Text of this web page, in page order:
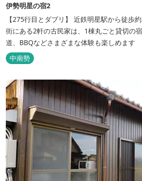
伊勢明星の宿2
【275行目とダブリ】 近鉄明星駅から徒歩
街にある2軒の古民家は、1棟丸ごと貸切の
道、BBQなどさまざまな体験も楽しめます
中南勢